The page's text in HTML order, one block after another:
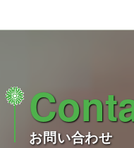
お問い合わせ